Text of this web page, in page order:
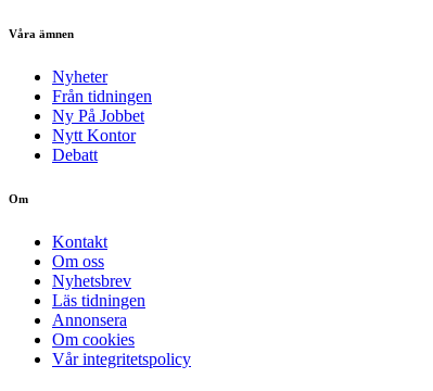
Våra ämnen
Nyheter
Från tidningen
Ny På Jobbet
Nytt Kontor
Debatt
Om
Kontakt
Om oss
Nyhetsbrev
Läs tidningen
Annonsera
Om cookies
Vår integritetspolicy